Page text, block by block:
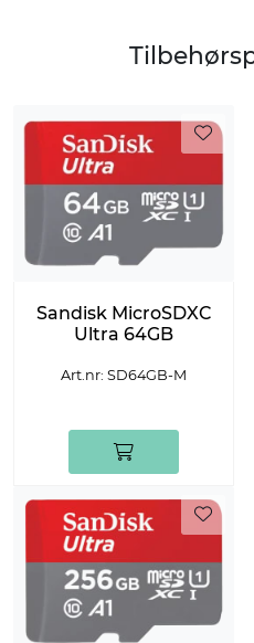
Sandisk MicroSDXC
Ultra 64GB
Art.nr: SD64GB-M